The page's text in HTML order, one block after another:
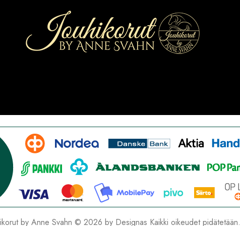
by Anne Svahn © 2026 by Designas Kaikki oikeudet pidätetään.